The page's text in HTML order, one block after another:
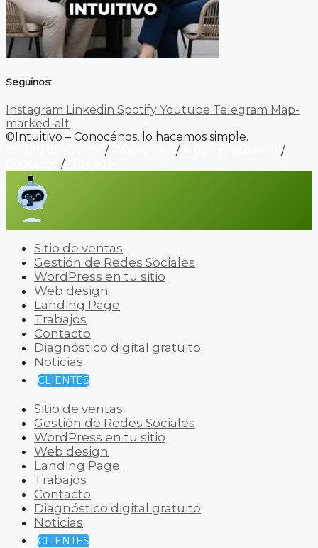
Seguinos:
Instagram Linkedin Spotify Youtube Telegram Map-
marked-alt
©Intuitivo – Conocénos, lo hacemos simple.
/ /
/
/
Sitio de ventas
Gestión de Redes Sociales
WordPress en tu sitio
Web design
Landing Page
Trabajos
Contacto
Diagnóstico digital gratuito
Noticias
CLIENTES
Sitio de ventas
Gestión de Redes Sociales
WordPress en tu sitio
Web design
Landing Page
Trabajos
Contacto
Diagnóstico digital gratuito
Noticias
CLIENTES